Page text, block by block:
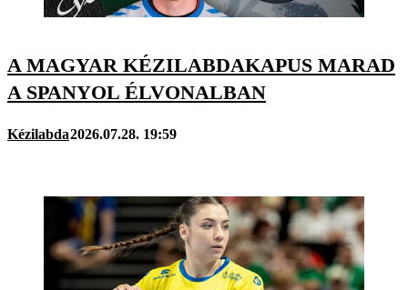
A MAGYAR KÉZILABDAKAPUS MARAD
A SPANYOL ÉLVONALBAN
Kézilabda2026.07.28. 19:59